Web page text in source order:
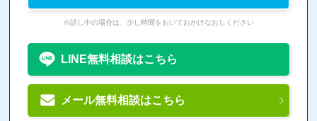
※話し中の場合は、少し時間をおいておかけなおしください
LINE無料相談はこちら
メール無料相談はこちら